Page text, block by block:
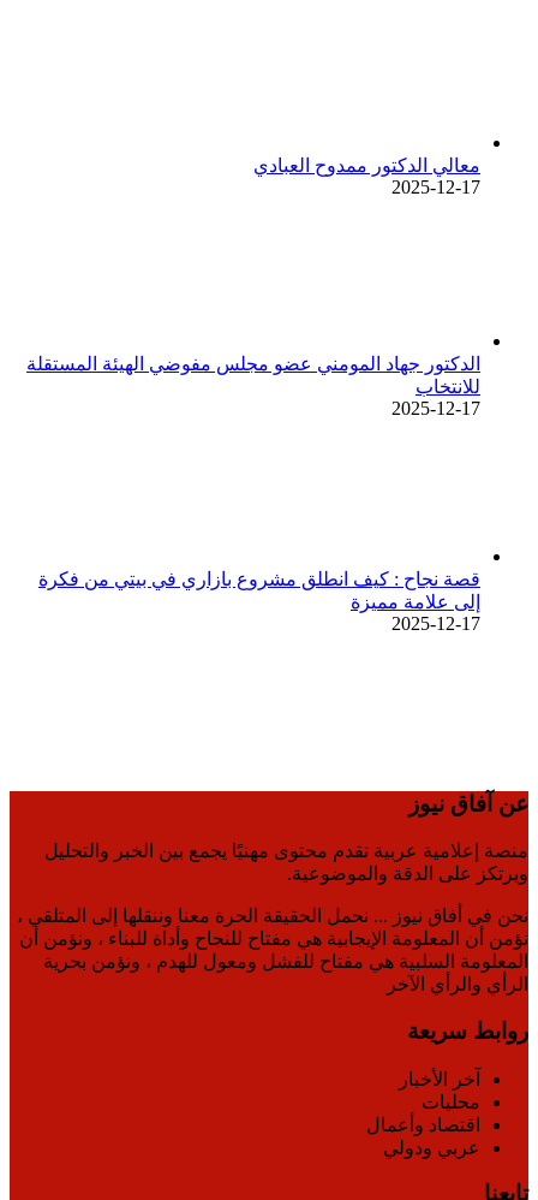
معالي الدكتور ممدوح العبادي
2025-12-17
الدكتور جهاد المومني عضو مجلس مفوضي الهيئة المستقلة
للانتخاب
2025-12-17
قصة نجاح : كيف انطلق مشروع بازاري في بيتي من فكرة
إلى علامة مميزة
2025-12-17
عن آفاق نيوز
منصة إعلامية عربية تقدم محتوى مهنيًا يجمع بين الخبر والتحليل
ويرتكز على الدقة والموضوعية.
نحن في أفاق نيوز ... نحمل الحقيقة الحرة معنا وننقلها إلى المتلقي ،
نؤمن أن المعلومة الإيجابية هي مفتاح للنجاح وأداة للبناء ، ونؤمن أن
المعلومة السلبية هي مفتاح للفشل ومعول للهدم ، ونؤمن بحرية
الرأي والرأي الآخر
روابط سريعة
آخر الأخبار
محليات
اقتصاد وأعمال
عربي ودولي
تابعنا